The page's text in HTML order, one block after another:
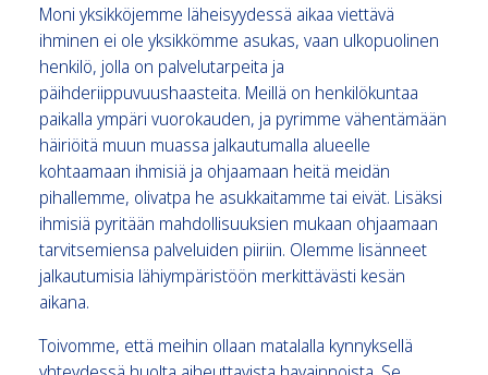
Moni yksikköjemme läheisyydessä aikaa viettävä
ihminen ei ole yksikkömme asukas, vaan ulkopuolinen
henkilö, jolla on palvelutarpeita ja
päihderiippuvuushaasteita. Meillä on henkilökuntaa
paikalla ympäri vuorokauden, ja pyrimme vähentämään
häiriöitä muun muassa jalkautumalla alueelle
kohtaamaan ihmisiä ja ohjaamaan heitä meidän
pihallemme, olivatpa he asukkaitamme tai eivät. Lisäksi
ihmisiä pyritään mahdollisuuksien mukaan ohjaamaan
tarvitsemiensa palveluiden piiriin. Olemme lisänneet
jalkautumisia lähiympäristöön merkittävästi kesän
aikana.
Toivomme, että meihin ollaan matalalla kynnyksellä